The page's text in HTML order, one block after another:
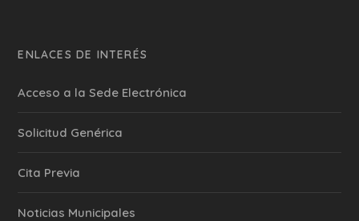
ENLACES DE INTERÉS
Acceso a la Sede Electrónica
Solicitud Genérica
Cita Previa
‎Noticias Municipales